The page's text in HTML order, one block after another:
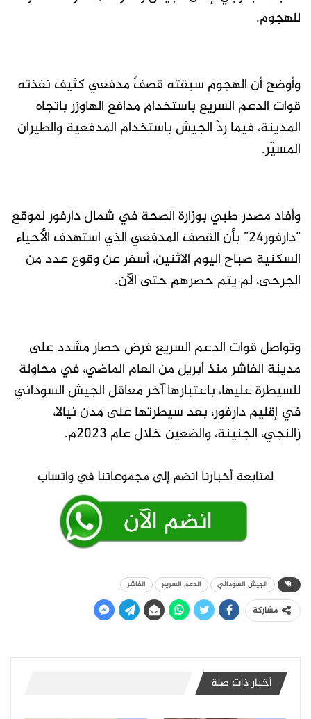
للهجوم.
وأوضح أن الهجوم سبقته قصفٌ مدفعي كثيف نفذته
قوات الدعم السريع باستخدام مدافع الهاوزر باتجاه
المدينة، فيما ردّ الجيش باستخدام المدفعية والطيران
المسيّر.
وأفاد مصدر طبي بوزارة الصحة في شمال دارفور لموقع
“دارفور24” بأن القصف المدفعي الذي استهدف الأحياء
السكنية صباح اليوم الاثنين، أسفر عن وقوع عدد من
الجرحى، لم يتم حصرهم حتى الآن.
وتواصل قوات الدعم السريع فرض حصار مشدد على
مدينة الفاشر منذ أبريل من العام الماضي، في محاولة
للسيطرة عليها، باعتبارها آخر معاقل الجيش السوداني
في إقليم دارفور، بعد سيطرتها على مدن نيالا،
زالنجي، الجنينة، والضعين خلال عام 2023م.
الجيش السوداني الدعم السريع الفاشر
مشاركة
أخبار ذات صلة